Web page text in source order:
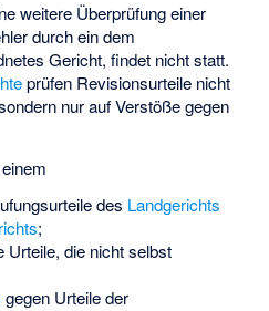
weitere Überprüfung einer
durch ein dem
Gericht, findet nicht statt.
prüfen Revisionsurteile nicht
nur auf Verstöße gegen
des Landgerichts
;
Urteile, die nicht selbst
gegen Urteile der